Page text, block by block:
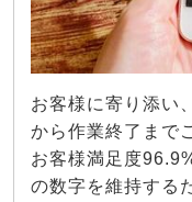
お客様に寄り添い
から作業終了まで
お客様満足度
の数字を維持する